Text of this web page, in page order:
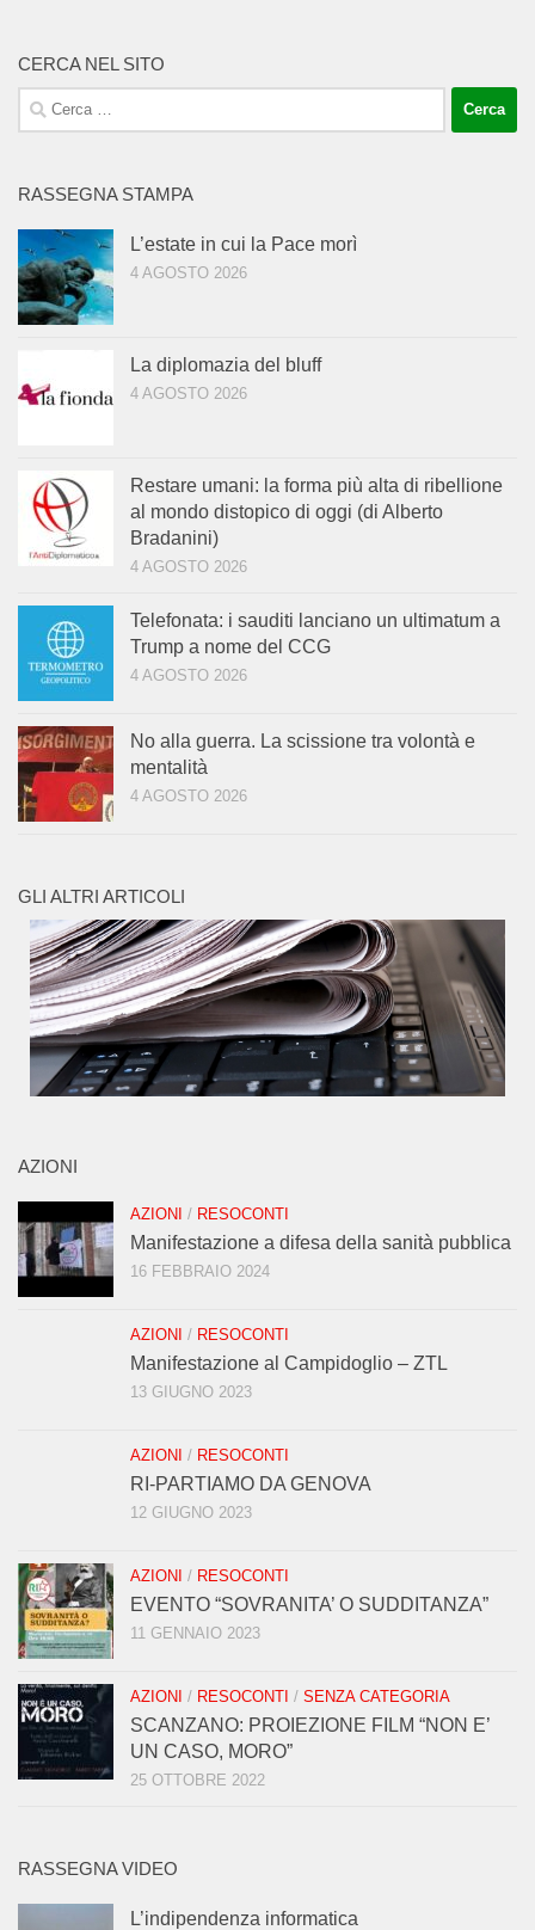
CERCA NEL SITO
Ricerca
per:
RASSEGNA STAMPA
L’estate in cui la Pace morì
4 AGOSTO 2026
La diplomazia del bluff
4 AGOSTO 2026
Restare umani: la forma più alta di ribellione
al mondo distopico di oggi (di Alberto
Bradanini)
4 AGOSTO 2026
Telefonata: i sauditi lanciano un ultimatum a
Trump a nome del CCG
4 AGOSTO 2026
No alla guerra. La scissione tra volontà e
mentalità
4 AGOSTO 2026
GLI ALTRI ARTICOLI
AZIONI
AZIONI / RESOCONTI
Manifestazione a difesa della sanità pubblica
16 FEBBRAIO 2024
AZIONI / RESOCONTI
Manifestazione al Campidoglio – ZTL
13 GIUGNO 2023
AZIONI / RESOCONTI
RI-PARTIAMO DA GENOVA
12 GIUGNO 2023
AZIONI / RESOCONTI
EVENTO “SOVRANITA’ O SUDDITANZA”
11 GENNAIO 2023
AZIONI / RESOCONTI / SENZA CATEGORIA
SCANZANO: PROIEZIONE FILM “NON E’
UN CASO, MORO”
25 OTTOBRE 2022
RASSEGNA VIDEO
L’indipendenza informatica